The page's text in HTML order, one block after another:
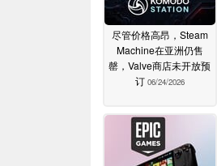
尽管价格高昂，Steam
Machine在亚洲仍售
罄，Valve商店未开放预
订 06/24/2026